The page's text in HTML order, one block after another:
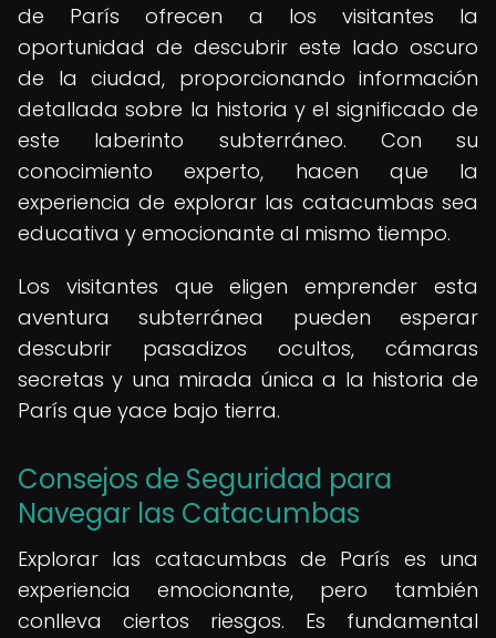
de París ofrecen a los visitantes la
oportunidad de descubrir este lado oscuro
de la ciudad, proporcionando información
detallada sobre la historia y el significado de
este laberinto subterráneo. Con su
conocimiento experto, hacen que la
experiencia de explorar las catacumbas sea
educativa y emocionante al mismo tiempo.
Los visitantes que eligen emprender esta
aventura subterránea pueden esperar
descubrir pasadizos ocultos, cámaras
secretas y una mirada única a la historia de
París que yace bajo tierra.
Consejos de Seguridad para
Navegar las Catacumbas
Explorar las catacumbas de París es una
experiencia emocionante, pero también
conlleva ciertos riesgos. Es fundamental